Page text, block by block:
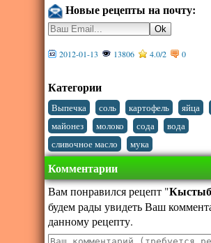
Новые рецепты на почту:
2012-01-13 13806 4.0/2 0
Категории
Выпечка соль картофель яйца
майонез молоко сода вода
сливочное масло мука
Комментарии
Вам понравился рецепт "
будем рады увидеть Ваш
данному рецепту.